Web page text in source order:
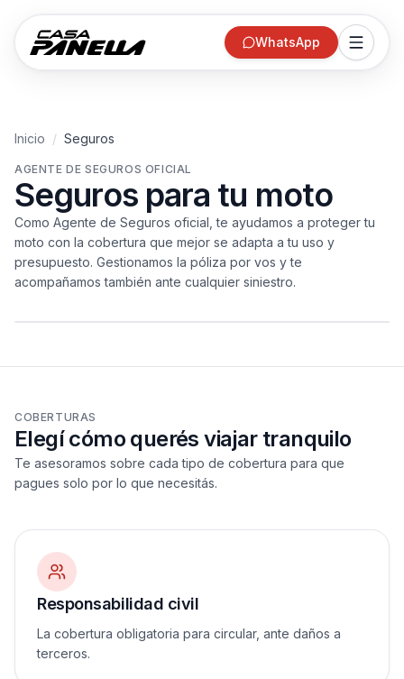
WhatsApp
Inicio / Seguros
AGENTE DE SEGUROS OFICIAL
Seguros para tu moto
Como Agente de Seguros oficial, te ayudamos a proteger tu
moto con la cobertura que mejor se adapta a tu uso y
presupuesto. Gestionamos la póliza por vos y te
acompañamos también ante cualquier siniestro.
COBERTURAS
Elegí cómo querés viajar tranquilo
Te asesoramos sobre cada tipo de cobertura para que
pagues solo por lo que necesitás.
Responsabilidad civil
La cobertura obligatoria para circular, ante daños a
terceros.